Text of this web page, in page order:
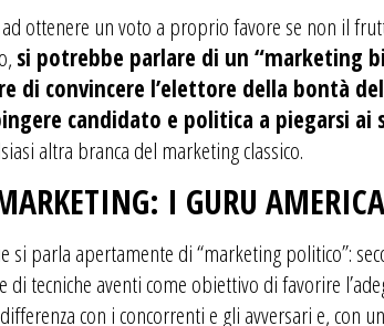
ad ottenere un voto a proprio favore se non il
si potrebbe parlare di un “marketing
di convincere l’elettore della bontà
candidato e politica a piegarsi ai
altra branca del marketing classico.
I GURU
si parla apertamente di “marketing politico”:
di tecniche aventi come obiettivo di favorire
con i concorrenti e gli avversari e, con